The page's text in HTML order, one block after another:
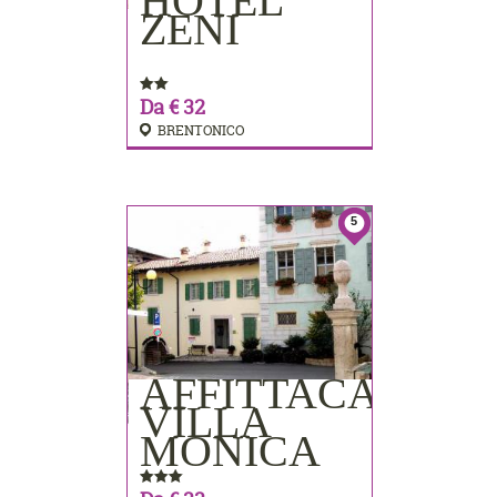
ZENI
Da € 32
BRENTONICO
5
VILLA
MONICA
PRENOTA